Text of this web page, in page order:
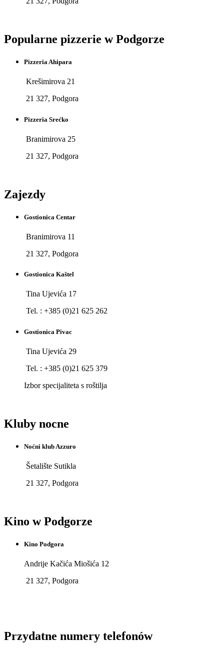
Popularne pizzerie w Podgorze
Pizzeria Ahipara
Krešimirova 21
21 327, Podgora
Pizzeria Srećko
Branimirova 25
21 327, Podgora
Zajezdy
Gostionica Centar
Branimirova 11
21 327, Podgora
Gostionica Kaštel
Tina Ujevića 17
Tel. : +385 (0)21 625 262
Gostionica Pivac
Tina Ujevića 29
Tel. : +385 (0)21 625 379
Izbor specijaliteta s roštilja
Kluby nocne
Noćni klub Azzuro
Šetalište Sutikla
21 327, Podgora
Kino w Podgorze
Kino Podgora
Andrije Kačića Miošića 12
21 327, Podgora
Przydatne numery telefonów